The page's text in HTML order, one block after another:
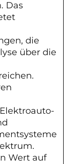
Das
die
über die
Wert auf